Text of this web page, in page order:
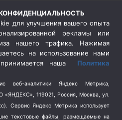
(404)
для улучшения вашего опыта
рекламы или
нашего трафика. Нажимая
на использование нами
наша Политика
веб-аналитики Яндекс Метрика,
«ЯНДЕКС», 119021, Россия, Москва, ул.
Сервис Яндекс Метрика использует
текстовые файлы, размещаемые на